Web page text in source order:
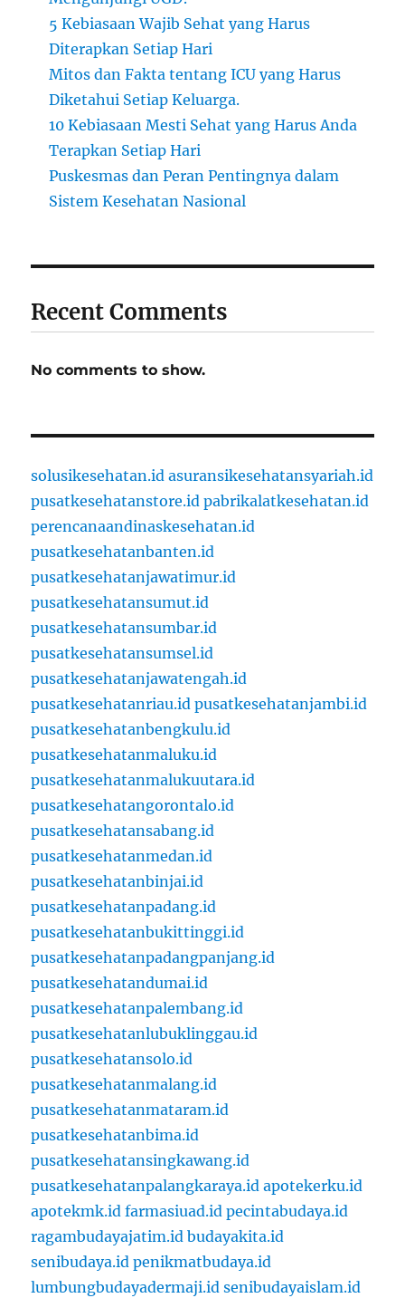
5 Kebiasaan Wajib Sehat yang Harus
Diterapkan Setiap Hari
Mitos dan Fakta tentang ICU yang Harus
Diketahui Setiap Keluarga.
10 Kebiasaan Mesti Sehat yang Harus Anda
Terapkan Setiap Hari
Puskesmas dan Peran Pentingnya dalam
Sistem Kesehatan Nasional
Recent Comments
No comments to show.
solusikesehatan.id asuransikesehatansyariah.id
pusatkesehatanstore.id pabrikalatkesehatan.id
perencanaandinaskesehatan.id
pusatkesehatanbanten.id
pusatkesehatanjawatimur.id
pusatkesehatansumut.id
pusatkesehatansumbar.id
pusatkesehatansumsel.id
pusatkesehatanjawatengah.id
pusatkesehatanriau.id pusatkesehatanjambi.id
pusatkesehatanbengkulu.id
pusatkesehatanmaluku.id
pusatkesehatanmalukuutara.id
pusatkesehatangorontalo.id
pusatkesehatansabang.id
pusatkesehatanmedan.id
pusatkesehatanbinjai.id
pusatkesehatanpadang.id
pusatkesehatanbukittinggi.id
pusatkesehatanpadangpanjang.id
pusatkesehatandumai.id
pusatkesehatanpalembang.id
pusatkesehatanlubuklinggau.id
pusatkesehatansolo.id
pusatkesehatanmalang.id
pusatkesehatanmataram.id
pusatkesehatanbima.id
pusatkesehatansingkawang.id
pusatkesehatanpalangkaraya.id apotekerku.id
apotekmk.id farmasiuad.id pecintabudaya.id
ragambudayajatim.id budayakita.id
senibudaya.id penikmatbudaya.id
lumbungbudayadermaji.id senibudayaislam.id